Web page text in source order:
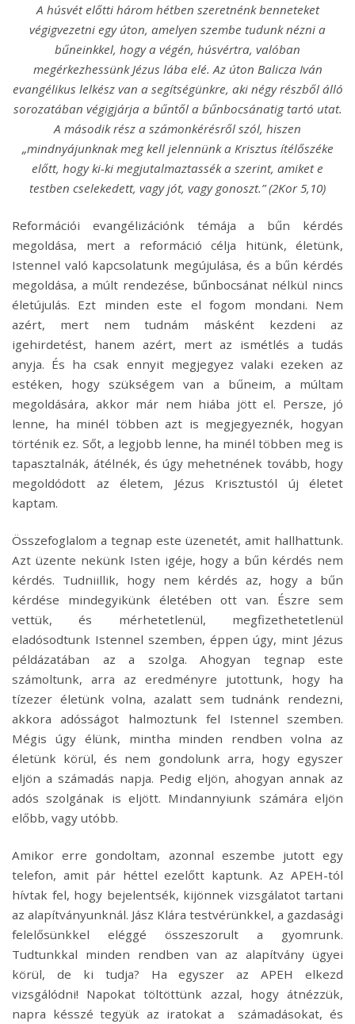
Beszélnünk kell a bűnről – 2. rész – A számonkérés
napja
Beszélnünk kell a bűnről – 3. rész – …Miképpen mi is
megbocsátunk
Beszélnünk kell a bűnről – 4. rész – Élet a bűnbocsánat
után
A húsvét előtti három hétben szeretnénk benneteket
végigvezetni egy úton, amelyen szembe tudunk nézni a
bűneinkkel, hogy a végén, húsvértra, valóban
megérkezhessünk Jézus lába elé. Az úton Balicza Iván
evangélikus lelkész van a segítségünkre, aki négy részből álló
sorozatában végigjárja a bűntől a bűnbocsánatig tartó utat.
A második rész a számonkérésről szól, hiszen
„mindnyájunknak meg kell jelennünk a Krisztus ítélőszéke
előtt, hogy ki-ki megjutalmaztassék a szerint, amiket e
testben cselekedett, vagy jót, vagy gonoszt.” (2Kor 5,10)
Reformációi evangélizációnk témája a bűn kérdés
megoldása, mert a reformáció célja hitünk, életünk,
Istennel való kapcsolatunk megújulása, és a bűn kérdés
megoldása, a múlt rendezése, bűnbocsánat nélkül nincs
életújulás. Ezt minden este el fogom mondani. Nem
azért, mert nem tudnám másként kezdeni az
igehirdetést, hanem azért, mert az ismétlés a tudás
anyja. És ha csak ennyit megjegyez valaki ezeken az
estéken, hogy szükségem van a bűneim, a múltam
megoldására, akkor már nem hiába jött el. Persze, jó
lenne, ha minél többen azt is megjegyeznék, hogyan
történik ez. Sőt, a legjobb lenne, ha minél többen meg is
tapasztalnák, átélnék, és úgy mehetnének tovább, hogy
megoldódott az életem, Jézus Krisztustól új életet
kaptam.
Összefoglalom a tegnap este üzenetét, amit hallhattunk.
Azt üzente nekünk Isten igéje, hogy a bűn kérdés nem
kérdés. Tudniillik, hogy nem kérdés az, hogy a bűn
kérdése mindegyikünk életében ott van. Észre sem
vettük, és mérhetetlenül, megfizethetetlenül
eladósodtunk Istennel szemben, éppen úgy, mint Jézus
példázatában az a szolga. Ahogyan tegnap este
számoltunk, arra az eredményre jutottunk, hogy ha
tízezer életünk volna, azalatt sem tudnánk rendezni,
akkora adósságot halmoztunk fel Istennel szemben.
Mégis úgy élünk, mintha minden rendben volna az
életünk körül, és nem gondolunk arra, hogy egyszer
eljön a számadás napja. Pedig eljön, ahogyan annak az
adós szolgának is eljött. Mindannyiunk számára eljön
előbb, vagy utóbb.
Amikor erre gondoltam, azonnal eszembe jutott egy
telefon, amit pár héttel ezelőtt kaptunk. Az APEH-tól
hívtak fel, hogy bejelentsék, kijönnek vizsgálatot tartani
az alapítványunknál. Jász Klára testvérünkkel, a gazdasági
felelősünkkel eléggé összeszorult a gyomrunk.
Tudtunkkal minden rendben van az alapítvány ügyei
körül, de ki tudja? Ha egyszer az APEH elkezd
vizsgálódni! Napokat töltöttünk azzal, hogy átnézzük,
napra késszé tegyük az iratokat a számadásokat, és